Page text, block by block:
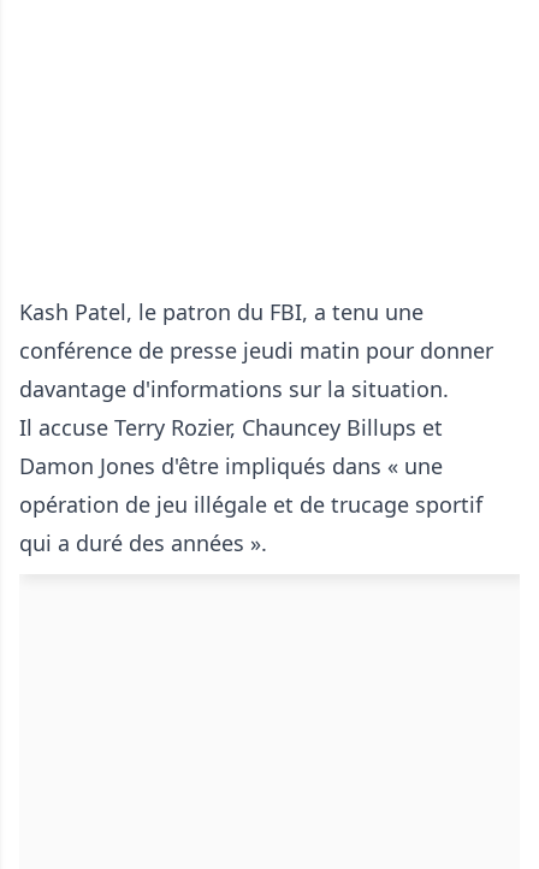
Kash Patel, le patron du FBI, a tenu une
conférence de presse jeudi matin pour donner
davantage d'informations sur la situation.
Il accuse Terry Rozier, Chauncey Billups et
Damon Jones d'être impliqués dans « une
opération de jeu illégale et de trucage sportif
qui a duré des années ».